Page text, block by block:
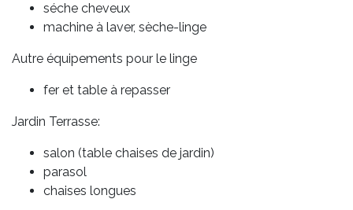
séche cheveux
machine à laver, sèche-linge
Autre équipements pour le linge
fer et table à repasser
Jardin Terrasse:
salon (table chaises de jardin)
parasol
chaises longues